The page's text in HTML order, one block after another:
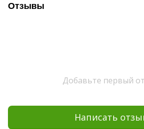
Отзывы
Добавьте первый
Написать